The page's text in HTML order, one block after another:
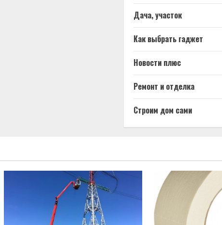
Дача, участок
Как выбрать гаджет
Новости плюс
Ремонт и отделка
Строим дом сами